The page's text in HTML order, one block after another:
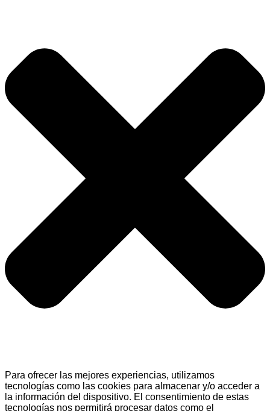
Para ofrecer las mejores experiencias, utilizamos
tecnologías como las cookies para almacenar y/o acceder a
la información del dispositivo. El consentimiento de estas
tecnologías nos permitirá procesar datos como el